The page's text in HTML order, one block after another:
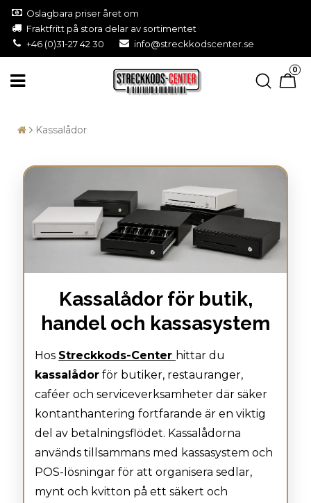
Oslagbara priser året om
Fraktfritt på stora delar av sortimentet
+46 (0)31-27 42 30
info@streckkodscenter.se
0
Kassalådor
Kassalådor för butik,
handel och kassasystem
Hos Streckkods-Center hittar du
kassalådor för butiker, restauranger,
caféer och serviceverksamheter där säker
kontanthantering fortfarande är en viktig
del av betalningsflödet. Kassalådorna
används tillsammans med kassasystem och
POS-lösningar för att organisera sedlar,
mynt och kvitton på ett säkert och